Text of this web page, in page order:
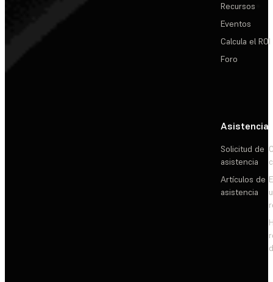
Recursos
Eventos
Calcula el ROI
Foro
Asistencia
Solicitud de
asistencia
Artículos de
asistencia